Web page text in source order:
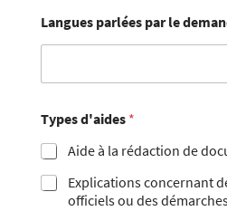
Langues parlées par le
Types d'aides *
Aide à la rédaction de
Explications concernant
officiels ou des